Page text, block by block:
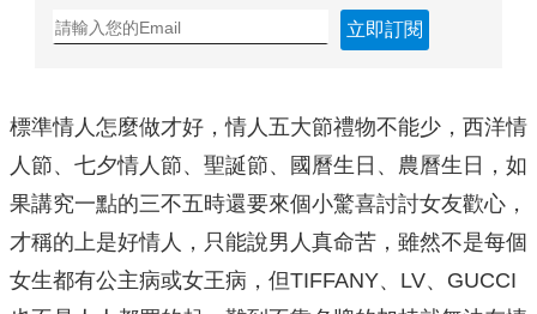
立即訂閱
標準情人怎麼做才好，情人五大節禮物不能少，西洋情
人節、七夕情人節、聖誕節、國曆生日、農曆生日，如
果講究一點的三不五時還要來個小驚喜討討女友歡心，
才稱的上是好情人，只能說男人真命苦，雖然不是每個
女生都有公主病或女王病，但TIFFANY、LV、GUCCI